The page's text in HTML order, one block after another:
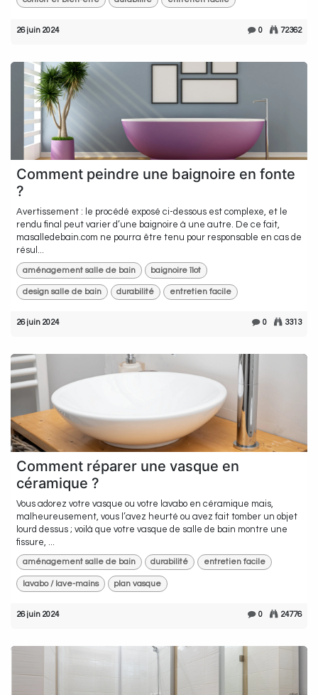
26 juin 2024 0 72362
Comment peindre une baignoire en fonte
?
Avertissement : le procédé exposé ci-dessous est complexe, et le
rendu final peut varier d’une baignoire à une autre. De ce fait,
masalledebain.com ne pourra être tenu pour responsable en cas de
résul...
aménagement salle de bain baignoire îlot
design salle de bain durabilité entretien facile
26 juin 2024 0 3313
Comment réparer une vasque en
céramique ?
Vous adorez votre vasque ou votre lavabo en céramique mais,
malheureusement, vous l’avez heurté ou avez fait tomber un objet
lourd dessus ; voilà que votre vasque de salle de bain montre une
fissure, ...
aménagement salle de bain durabilité entretien facile
lavabo / lave-mains plan vasque
26 juin 2024 0 24776